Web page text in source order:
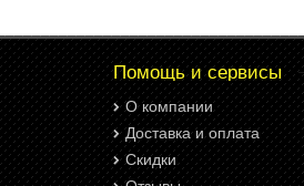
Помощь и сервисы
О компании
Доставка и оплата
Скидки